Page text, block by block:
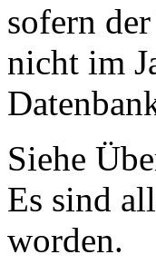
sofern
nicht im
Siehe
Es sind
worden.